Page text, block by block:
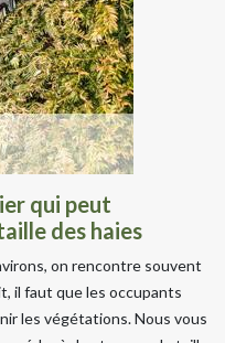
qui peut
des haies
on rencontre souvent
il faut que les occupants
les végétations. Nous vous